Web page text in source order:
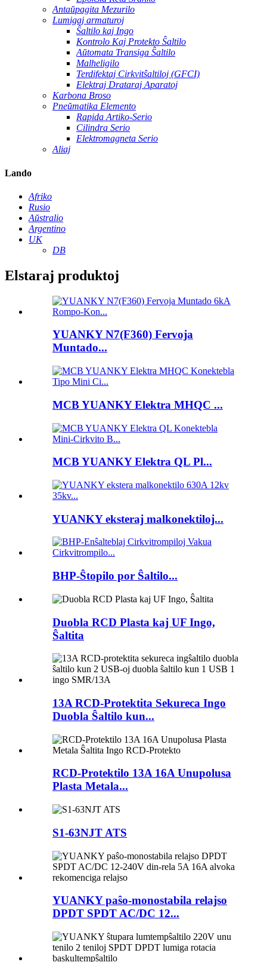
Antaŭpagita Mezurilo
Lumigaj armaturoj
Ŝaltilo kaj Ingo
Kontrolo Kaj Protekto Ŝaltilo
Aŭtomata Transiga Ŝaltilo
Malheligilo
Terdifektaj Cirkvitŝaltiloj (GFCI)
Elektraj Drataraj Aparatoj
Karbona Broso
Pneŭmatika Elemento
Rapida Artiko-Serio
Cilindra Serio
Elektromagneta Serio
Aliaj
Lando
Afriko
Rusio
Aŭstralio
Argentino
UK
DB
Elstaraj produktoj
YUANKY N7(F360) Fervoja
Muntado...
MCB YUANKY Elektra MHQC ...
MCB YUANKY Elektra QL Pl...
YUANKY eksteraj malkonektiloj...
BHP-Ŝtopilo por Ŝaltilo...
Duobla RCD Plasta kaj UF Ingo,
Ŝaltita
13A RCD-Protektita Sekureca Ingo
Duobla Ŝaltilo kun...
RCD-Protektilo 13A 16A Unupolusa
Plasta Metala...
S1-63NJT ATS
YUANKY paŝo-monostabila relajso
DPDT SPDT AC/DC 12...